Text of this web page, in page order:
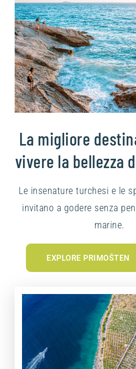
La migliore
vivere la bellezza
Le insenature turchesi e le
invitano a godere senza
marine.
EXPLORE PRIMOŠTEN